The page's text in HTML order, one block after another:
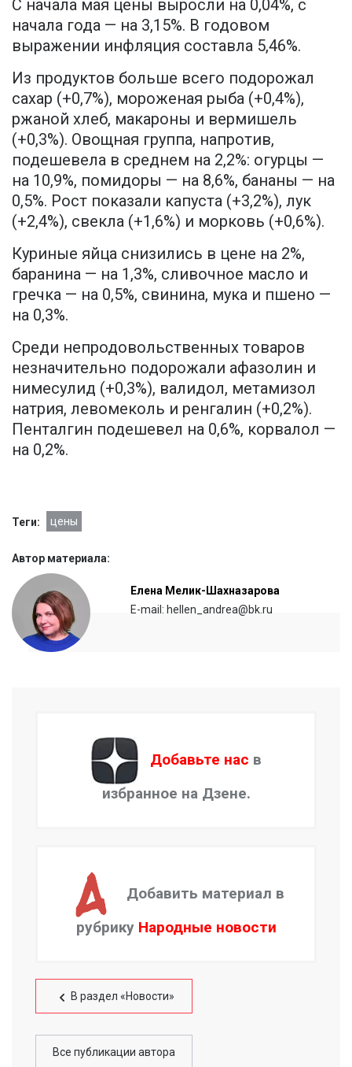
С начала мая цены выросли на 0,04%, с
начала года — на 3,15%. В годовом
выражении инфляция составла 5,46%.
Из продуктов больше всего подорожал
сахар (+0,7%), мороженая рыба (+0,4%),
ржаной хлеб, макароны и вермишель
(+0,3%). Овощная группа, напротив,
подешевела в среднем на 2,2%: огурцы —
на 10,9%, помидоры — на 8,6%, бананы — на
0,5%. Рост показали капуста (+3,2%), лук
(+2,4%), свекла (+1,6%) и морковь (+0,6%).
Куриные яйца снизились в цене на 2%,
баранина — на 1,3%, сливочное масло и
гречка — на 0,5%, свинина, мука и пшено —
на 0,3%.
Среди непродовольственных товаров
незначительно подорожали афазолин и
нимесулид (+0,3%), валидол, метамизол
натрия, левомеколь и ренгалин (+0,2%).
Пенталгин подешевел на 0,6%, корвалол —
на 0,2%.
Теги: цены
Автор материала:
Елена Мелик-Шахназарова
E-mail: hellen_andrea@bk.ru
Добавьте нас в
избранное на Дзене.
Добавить материал в
рубрику Народные новости
В раздел «Новости»
Все публикации автора